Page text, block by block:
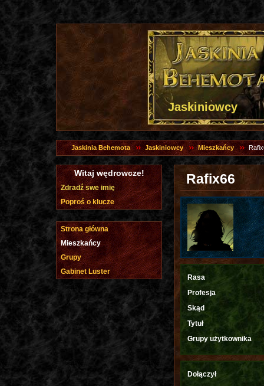
Jaskiniowcy
Jaskinia Behemota Jaskiniowcy Mieszkańcy
Rafix66
Rasa
Profesja
Skąd
Tytuł
Grupy użytkownika
Dołączył
Witaj wędrowcze!
Zdradź swe imię
Poproś o klucze
Strona główna
Mieszkańcy
Grupy
Gabinet Luster